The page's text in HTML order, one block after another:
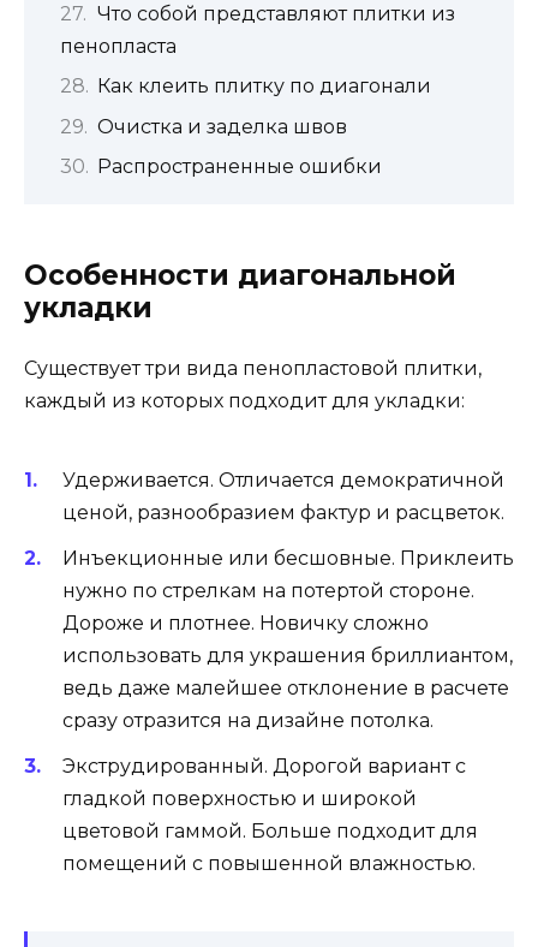
Что собой представляют плитки из
пенопласта
Как клеить плитку по диагонали
Очистка и заделка швов
Распространенные ошибки
Особенности диагональной
укладки
Существует три вида пенопластовой плитки,
каждый из которых подходит для укладки:
Удерживается. Отличается демократичной
ценой, разнообразием фактур и расцветок.
Инъекционные или бесшовные. Приклеить
нужно по стрелкам на потертой стороне.
Дороже и плотнее. Новичку сложно
использовать для украшения бриллиантом,
ведь даже малейшее отклонение в расчете
сразу отразится на дизайне потолка.
Экструдированный. Дорогой вариант с
гладкой поверхностью и широкой
цветовой гаммой. Больше подходит для
помещений с повышенной влажностью.